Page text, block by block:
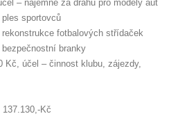
– nájemné za dráhu pro modely aut
sportovců
fotbalových střídaček
branky
Kč, účel – činnost klubu, zájezdy,
Kč